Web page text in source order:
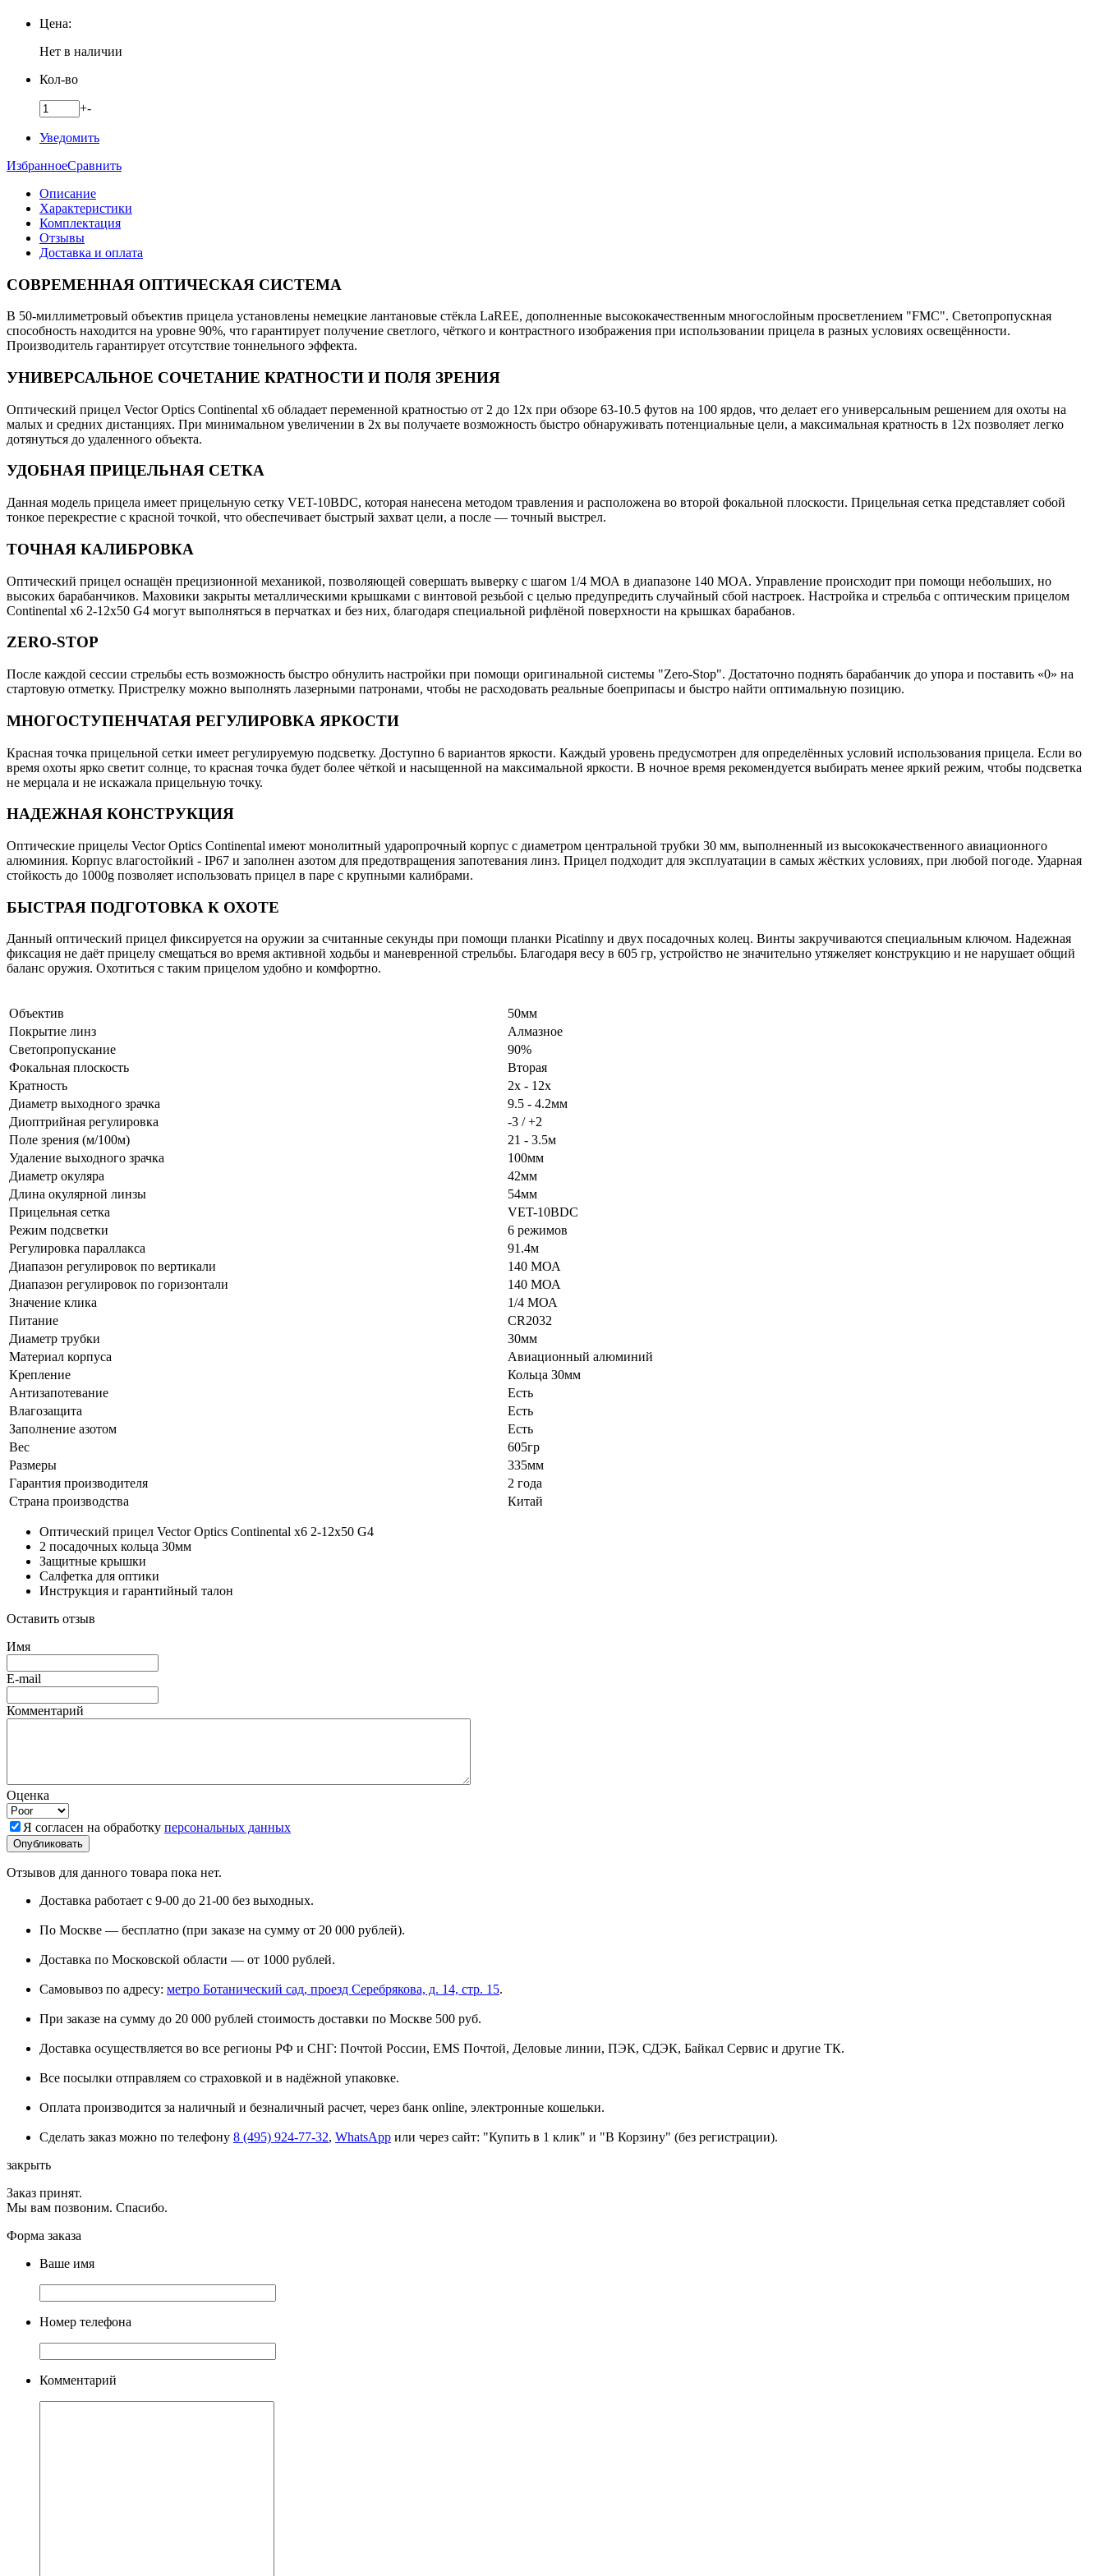
Цена:
Нет в наличии
Кол-во
+-
Уведомить
ИзбранноеСравнить
Описание
Характеристики
Комплектация
Отзывы
Доставка и оплата
СОВРЕМЕННАЯ ОПТИЧЕСКАЯ СИСТЕМА
В 50-миллиметровый объектив прицела установлены немецкие лантановые стёкла LaREE, дополненные высококачественным многослойным просветлением "FMC". Светопропускная
способность находится на уровне 90%, что гарантирует получение светлого, чёткого и контрастного изображения при использовании прицела в разных условиях освещённости.
Производитель гарантирует отсутствие тоннельного эффекта.
УНИВЕРСАЛЬНОЕ СОЧЕТАНИЕ КРАТНОСТИ И ПОЛЯ ЗРЕНИЯ
Оптический прицел Vector Optics Continental x6 обладает переменной кратностью от 2 до 12х при обзоре 63-10.5 футов на 100 ярдов, что делает его универсальным решением для охоты на
малых и средних дистанциях. При минимальном увеличении в 2х вы получаете возможность быстро обнаруживать потенциальные цели, а максимальная кратность в 12х позволяет легко
дотянуться до удаленного объекта.
УДОБНАЯ ПРИЦЕЛЬНАЯ СЕТКА
Данная модель прицела имеет прицельную сетку VET-10BDC, которая нанесена методом травления и расположена во второй фокальной плоскости. Прицельная сетка представляет собой
тонкое перекрестие с красной точкой, что обеспечивает быстрый захват цели, а после — точный выстрел.
ТОЧНАЯ КАЛИБРОВКА
Оптический прицел оснащён прецизионной механикой, позволяющей совершать выверку с шагом 1/4 МОА в диапазоне 140 MOA. Управление происходит при помощи небольших, но
высоких барабанчиков. Маховики закрыты металлическими крышками с винтовой резьбой с целью предупредить случайный сбой настроек. Настройка и стрельба с оптическим прицелом
Continental x6 2-12x50 G4 могут выполняться в перчатках и без них, благодаря специальной рифлёной поверхности на крышках барабанов.
ZERO-STOP
После каждой сессии стрельбы есть возможность быстро обнулить настройки при помощи оригинальной системы "Zero-Stop". Достаточно поднять барабанчик до упора и поставить «0» на
стартовую отметку. Пристрелку можно выполнять лазерными патронами, чтобы не расходовать реальные боеприпасы и быстро найти оптимальную позицию.
МНОГОСТУПЕНЧАТАЯ РЕГУЛИРОВКА ЯРКОСТИ
Красная точка прицельной сетки имеет регулируемую подсветку. Доступно 6 вариантов яркости. Каждый уровень предусмотрен для определённых условий использования прицела. Если во
время охоты ярко светит солнце, то красная точка будет более чёткой и насыщенной на максимальной яркости. В ночное время рекомендуется выбирать менее яркий режим, чтобы подсветка
не мерцала и не искажала прицельную точку.
НАДЕЖНАЯ КОНСТРУКЦИЯ
Оптические прицелы Vector Optics Continental имеют монолитный ударопрочный корпус с диаметром центральной трубки 30 мм, выполненный из высококачественного авиационного
алюминия. Корпус влагостойкий - IP67 и заполнен азотом для предотвращения запотевания линз. Прицел подходит для эксплуатации в самых жёстких условиях, при любой погоде. Ударная
стойкость до 1000g позволяет использовать прицел в паре с крупными калибрами.
БЫСТРАЯ ПОДГОТОВКА К ОХОТЕ
Данный оптический прицел фиксируется на оружии за считанные секунды при помощи планки Picatinny и двух посадочных колец. Винты закручиваются специальным ключом. Надежная
фиксация не даёт прицелу смещаться во время активной ходьбы и маневренной стрельбы. Благодаря весу в 605 гр, устройство не значительно утяжеляет конструкцию и не нарушает общий
баланс оружия. Охотиться с таким прицелом удобно и комфортно.
Объектив
50мм
Покрытие линз
Алмазное
Светопропускание
90%
Фокальная плоскость
Вторая
Кратность
2x - 12x
Диаметр выходного зрачка
9.5 - 4.2мм
Диоптрийная регулировка
-3 / +2
Поле зрения (м/100м)
21 - 3.5м
Удаление выходного зрачка
100мм
Диаметр окуляра
42мм
Длина окулярной линзы
54мм
Прицельная сетка
VET-10BDC
Режим подсветки
6 режимов
Регулировка параллакса
91.4м
Диапазон регулировок по вертикали
140 МОА
Диапазон регулировок по горизонтали
140 МОА
Значение клика
1/4 МОА
Питание
CR2032
Диаметр трубки
30мм
Материал корпуса
Авиационный алюминий
Крепление
Кольца 30мм
Антизапотевание
Есть
Влагозащита
Есть
Заполнение азотом
Есть
Вес
605гр
Размеры
335мм
Гарантия производителя
2 года
Страна производства
Китай
Оптический прицел Vector Optics Continental x6 2-12x50 G4
2 посадочных кольца 30мм
Защитные крышки
Салфетка для оптики
Инструкция и гарантийный талон
Оставить отзыв
Имя
E-mail
Комментарий
Оценка
Я согласен на обработку персональных данных
Отзывов для данного товара пока нет.
Доставка работает с 9-00 до 21-00 без выходных.
По Москве — бесплатно (при заказе на сумму от 20 000 рублей).
Доставка по Московской области — от 1000 рублей.
Самовывоз по адресу: метро Ботанический сад, проезд Серебрякова, д. 14, стр. 15.
При заказе на сумму до 20 000 рублей стоимость доставки по Москве 500 руб.
Доставка осуществляется во все регионы РФ и СНГ: Почтой России, EMS Почтой, Деловые линии, ПЭК, СДЭК, Байкал Сервис и другие ТК.
Все посылки отправляем со страховкой и в надёжной упаковке.
Оплата производится за наличный и безналичный расчет, через банк online, электронные кошельки.
Сделать заказ можно по телефону 8 (495) 924-77-32, WhatsApp или через сайт: "Купить в 1 клик" и "В Корзину" (без регистрации).
закрыть
Заказ принят.
Мы вам позвоним. Спасибо.
Форма заказа
Ваше имя
Номер телефона
Комментарий